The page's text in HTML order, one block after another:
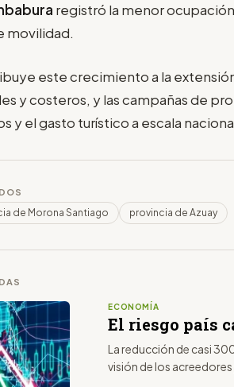
registró la menor
movilidad.
este crecimiento a la
y costeros, y las campañas de
y el gasto turístico a escala
de Morona Santiago provincia de Azuay
ECONOMÍA
El riesgo país
La reducción de casi
visión de los acreedores